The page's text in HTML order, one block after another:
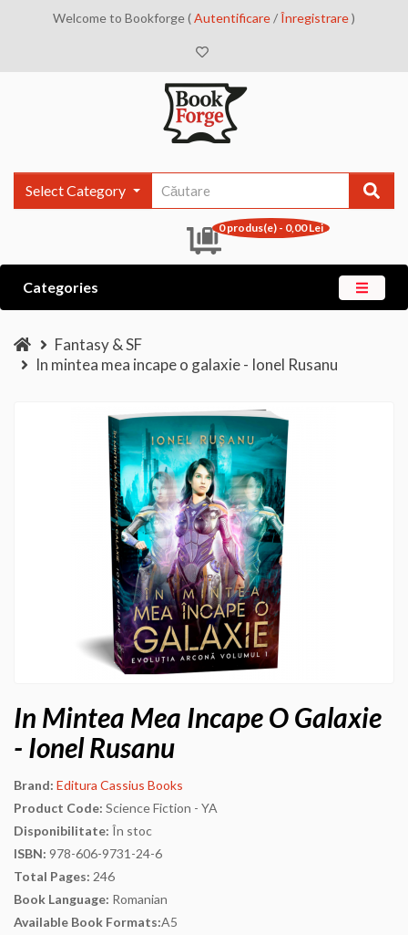
Welcome to Bookforge (Autentificare/Înregistrare)
Select Category
0 produs(e) - 0,00 Lei
Categories
Fantasy & SF
In mintea mea incape o galaxie - Ionel Rusanu
In Mintea Mea Incape O Galaxie
- Ionel Rusanu
Brand: Editura Cassius Books
Product Code: Science Fiction - YA
Disponibilitate: În stoc
ISBN: 978-606-9731-24-6
Total Pages: 246
Book Language: Romanian
Available Book Formats:A5